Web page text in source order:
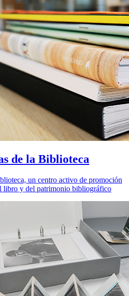
de la Biblioteca
un centro activo de promoción
libro y del patrimonio bibliográfico